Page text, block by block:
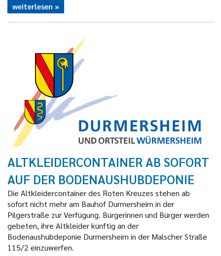
weiterlesen
ALTKLEIDERCONTAINER AB SOFORT
AUF DER BODENAUSHUBDEPONIE
Die Altkleidercontainer des Roten Kreuzes stehen ab
sofort nicht mehr am Bauhof Durmersheim in der
Pilgerstraße zur Verfügung. Bürgerinnen und Bürger werden
gebeten, ihre Altkleider künftig an der
Bodenaushubdeponie Durmersheim in der Malscher Straße
115/2 einzuwerfen.